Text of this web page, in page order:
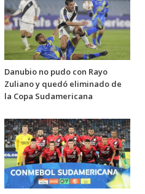
Danubio no pudo con Rayo
Zuliano y quedó eliminado de
la Copa Sudamericana